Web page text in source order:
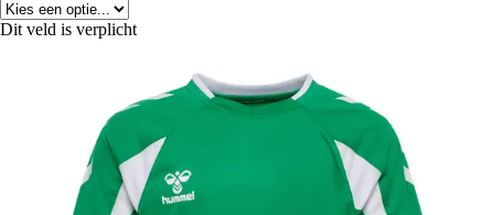
Dit veld is verplicht